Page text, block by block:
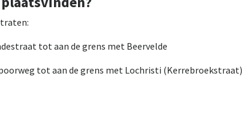
tot aan de grens met Beervelde
tot aan de grens met Lochristi (Kerrebroekstraat)